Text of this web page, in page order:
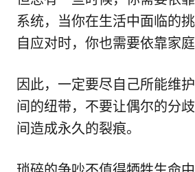
系统，当你在生活中面临的
自应对时，你也需要依靠家
因此，一定要尽自己所能维
间的纽带，不要让偶尔的分
间造成永久的裂痕。